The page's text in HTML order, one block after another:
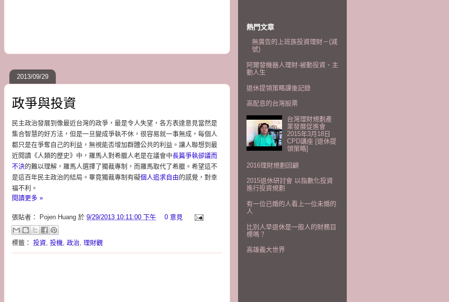
2013/09/29
政爭與投資
民主政治發展到像最近台灣的政爭，最是令人失望，各方表達意見當然是
集合智慧的好方法，但是一旦變成爭執不休，很容易就一事無成，每個人
都只是在爭奪自己的利益，無視能否增加群體公共的利益。讓人聯想到最
近閱讀《人類的歷史》中，羅馬人對希臘人老是在議會中長篇爭執卻議而
不決的難以理解，羅馬人選擇了獨裁專制，而羅馬取代了希臘。希望這不
是這百年民主政治的結局。畢竟獨裁專制有礙個人追求自由的感覺，對幸
福不利。
閱讀更多 »
張貼者： Pojen Huang 於 9/29/2013 10:11:00 下午 0 意見
標籤： 投資, 投機, 政治, 理財觀
熱門文章
無廣告的上班族投資理財－(減
號)
阿爾發機器人理財-被動投資、主
動人生
退休提領策略課後記錄
高配息的台灣股票
台灣理財規劃產
業發展促進會
2015年3月18日
CPD講座 [退休提
領策略]
2016理財規劃回顧
2015退休研討會 以指數化投資
進行投資規劃
有一位已婚的人看上一位未婚的
人
比別人早退休是一般人的財務目
標嗎？
高雄義大世界